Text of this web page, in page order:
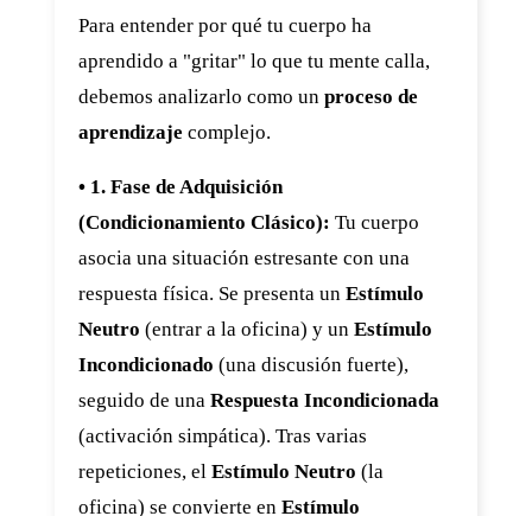
Para entender por qué tu cuerpo ha
aprendido a "gritar" lo que tu mente calla,
debemos analizarlo como un proceso de
aprendizaje complejo.
• 1. Fase de Adquisición
(Condicionamiento Clásico): Tu cuerpo
asocia una situación estresante con una
respuesta física. Se presenta un Estímulo
Neutro (entrar a la oficina) y un Estímulo
Incondicionado (una discusión fuerte),
seguido de una Respuesta Incondicionada
(activación simpática). Tras varias
repeticiones, el Estímulo Neutro (la
oficina) se convierte en Estímulo